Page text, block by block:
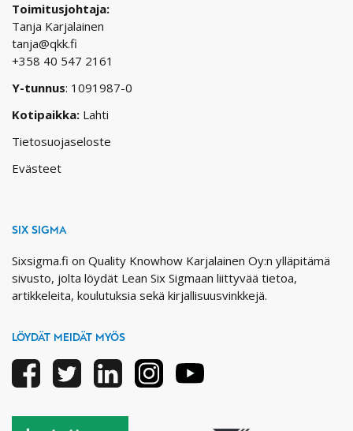
Toimitusjohtaja:
Tanja Karjalainen
tanja@qkk.fi
+358 40 547 2161
Y-tunnus: 1091987-0
Kotipaikka: Lahti
Tietosuojaseloste
Evästeet
SIX SIGMA
Sixsigma.fi on Quality Knowhow Karjalainen Oy:n ylläpitämä
sivusto, jolta löydät Lean Six Sigmaan liittyvää tietoa,
artikkeleita, koulutuksia sekä kirjallisuusvinkkejä.
LÖYDÄT MEIDÄT MYÖS
FacebookTwitter LinkedinInstagramYoutube